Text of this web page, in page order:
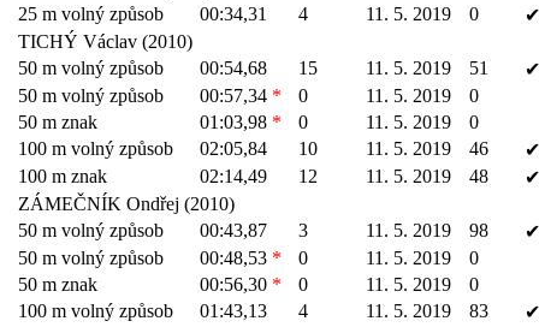
25 m volný způsob
00:34,31 4 11. 5. 2019 0
✔
TICHÝ Václav (2010)
50 m volný způsob
00:54,68 15 11. 5. 2019 51
✔
50 m volný způsob
00:57,34 * 0 11. 5. 2019
0
50 m znak
01:03,98 * 0 11. 5. 2019
0
100 m volný způsob
02:05,84 10 11. 5. 2019 46
✔
100 m znak
02:14,49 12 11. 5. 2019 48
✔
ZÁMEČNÍK Ondřej (2010)
50 m volný způsob
00:43,87 3 11. 5. 2019 98
✔
50 m volný způsob
00:48,53 * 0 11. 5. 2019
0
50 m znak
00:56,30 * 0 11. 5. 2019
0
100 m volný způsob
01:43,13 4 11. 5. 2019 83
✔